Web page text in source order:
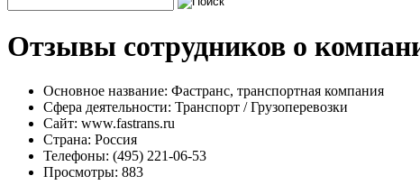
Отзывы сотрудников о
Основное название: Фастранс, транспортная компания
Сфера деятельности: Транспорт / Грузоперевозки
Сайт: www.fastrans.ru
Страна: Россия
Телефоны: (495) 221-06-53
Просмотры: 883